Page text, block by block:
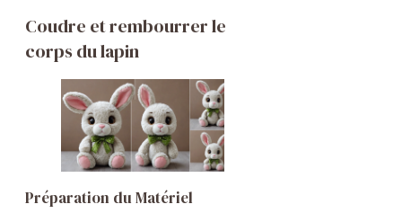
Coudre et rembourrer le
corps du lapin
Préparation du Matériel